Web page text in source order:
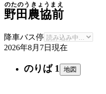
野田農協前
のたのうきょうまえ
降車バス停
2026年8月7日 現在
のりば 1 地図